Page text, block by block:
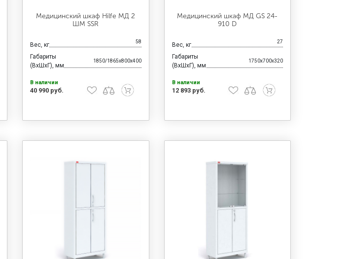
Медицинский шкаф Hilfe МД 2
ШМ SSR
Вес, кг 58
Габариты
(ВхШхГ), мм
1850/1865x800x400
В наличии
40 990 руб.
Медицинский шкаф МД GS 24-
910 D
Вес, кг 27
Габариты
(ВхШхГ), мм
1750x700x320
В наличии
12 893 руб.